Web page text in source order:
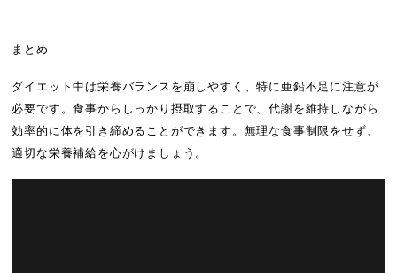
まとめ
ダイエット中は栄養バランスを崩しやすく、特に亜鉛不足に注意が
必要です。食事からしっかり摂取することで、代謝を維持しながら
効率的に体を引き締めることができます。無理な食事制限をせず、
適切な栄養補給を心がけましょう。